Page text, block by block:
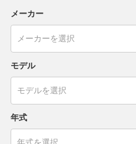
メーカー
モデル
年式